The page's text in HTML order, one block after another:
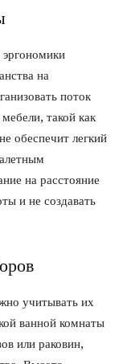
на
поток
такой как
обеспечит легкий
на расстояние
и не создавать
учитывать их
ванной комнаты
или раковин,